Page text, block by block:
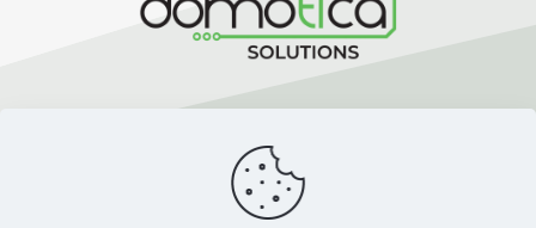
+31 (0) 85 060 1393
support@domotica-solutions.com